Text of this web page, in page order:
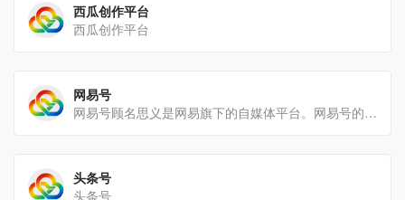
西瓜创作平台
西瓜创作平台
网易号
网易号顾名思义是网易旗下的自媒体平台。网易号的阅读量在各平台中属于中档.
头条号
头条号